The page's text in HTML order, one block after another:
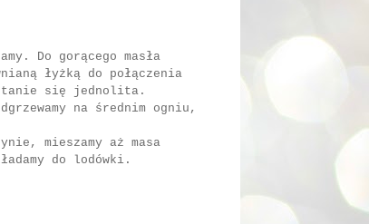
Do gorącego masła
łyżką do połączenia
stanie się jednolita.
na średnim ogniu,
mieszamy aż masa
do lodówki.